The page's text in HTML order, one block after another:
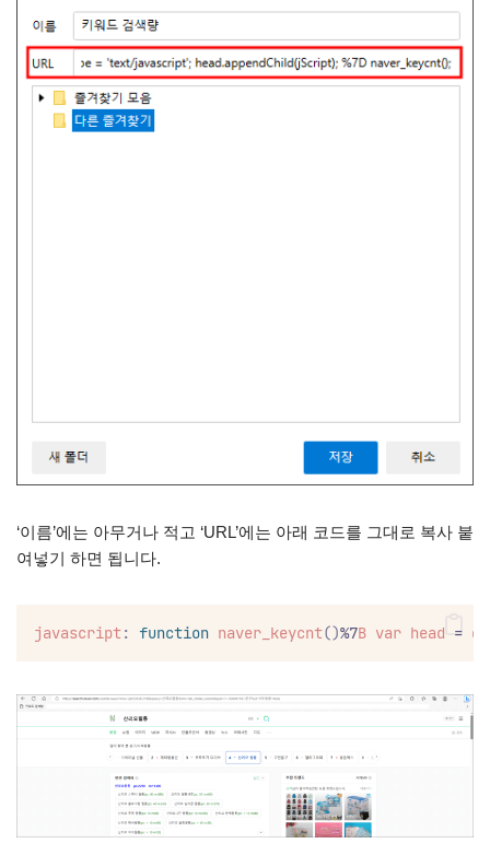
‘이름’에는 아무거나 적고 ‘URL’에는 아래 코드를 그대로 복사 붙
여넣기 하면 됩니다.
javascript: function naver_keycnt()%7B var head =